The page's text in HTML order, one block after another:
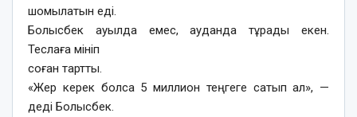
шомылатын еді.
Болысбек ауылда емес, ауданда тұрады екен.
Теслаға мініп
соған тартты.
«Жер керек болса 5 миллион теңгеге сатып ал», —
деді Болысбек.